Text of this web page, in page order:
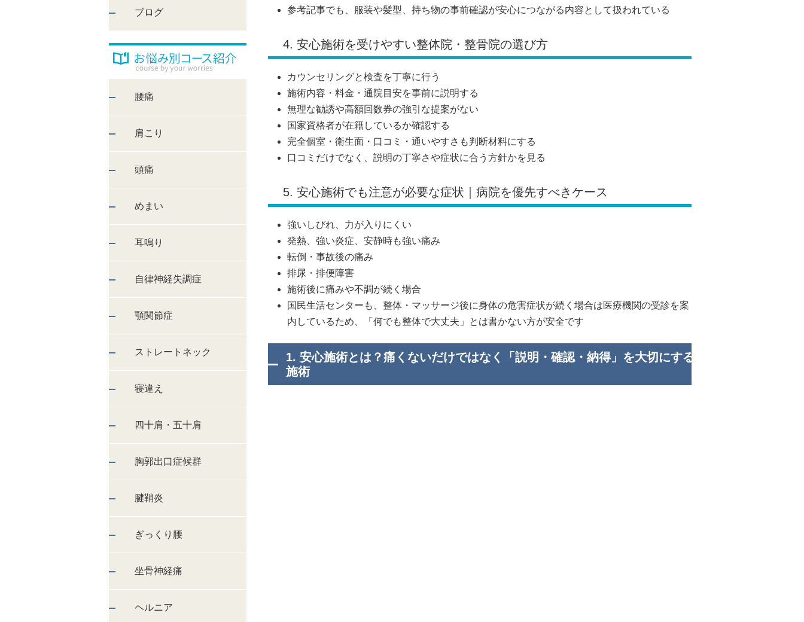
ブログ
腰痛
肩こり
頭痛
めまい
耳鳴り
自律神経失調症
顎関節症
ストレートネック
寝違え
四十肩・五十肩
胸郭出口症候群
腱鞘炎
ぎっくり腰
坐骨神経痛
ヘルニア
参考記事でも、服装や髪型、持ち物の事前確認が安心につながる内容として扱われている
4. 安心施術を受けやすい整体院・整骨院の選び方
カウンセリングと検査を丁寧に行う
施術内容・料金・通院目安を事前に説明する
無理な勧誘や高額回数券の強引な提案がない
国家資格者が在籍しているか確認する
完全個室・衛生面・口コミ・通いやすさも判断材料にする
口コミだけでなく、説明の丁寧さや症状に合う方針かを見る
5. 安心施術でも注意が必要な症状｜病院を優先すべきケース
強いしびれ、力が入りにくい
発熱、強い炎症、安静時も強い痛み
転倒・事故後の痛み
排尿・排便障害
施術後に痛みや不調が続く場合
国民生活センターも、整体・マッサージ後に身体の危害症状が続く場合は医療機関の受診を案
内しているため、「何でも整体で大丈夫」とは書かない方が安全です
1. 安心施術とは？痛くないだけではなく「説明・確認・納得」を大切にする
施術